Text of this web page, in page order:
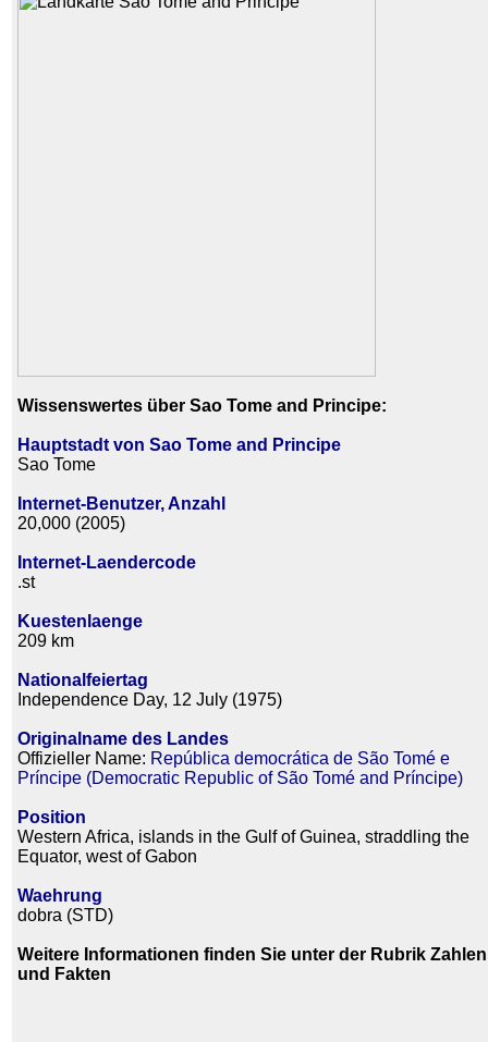
Wissenswertes über Sao Tome and Principe:
Hauptstadt von Sao Tome and Principe
Sao Tome
Internet-Benutzer, Anzahl
20,000 (2005)
Internet-Laendercode
.st
Kuestenlaenge
209 km
Nationalfeiertag
Independence Day, 12 July (1975)
Originalname des Landes
Offizieller Name: República democrática de São Tomé e
Príncipe (Democratic Republic of São Tomé and Príncipe)
Position
Western Africa, islands in the Gulf of Guinea, straddling the
Equator, west of Gabon
Waehrung
dobra (STD)
Weitere Informationen finden Sie unter der Rubrik Zahlen
und Fakten